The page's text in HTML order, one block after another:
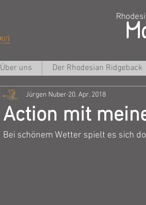
Über uns Der Rhodesian Ridgeback
Action mit
Jürgen Nuber 20. Apr. 2018
Bei schönem Wetter spielt es sich